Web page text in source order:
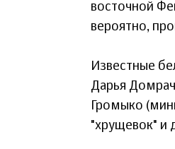
восточной
вероятно,
Известные
Дарья
Громыко
"хрущевок" и